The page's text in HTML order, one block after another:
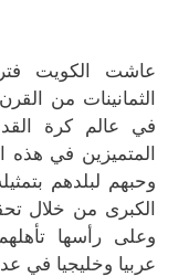
عاشت الكويت
الثمانينات من
في عالم كرة
المتميزين في هذه
وحبهم لبلدهم
الكبرى من خلال
وعلى رأسها
عربيا وخليجيا في